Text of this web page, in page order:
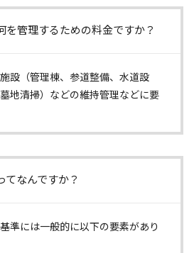
を管理するための料金ですか？
設（管理棟、参道整備、水道設
地清掃）などの維持管理などに要
なんですか？
準には一般的に以下の要素があり